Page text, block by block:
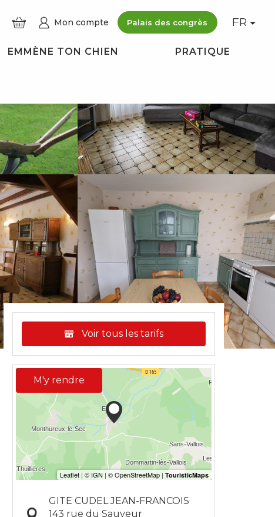
Mon compte Palais des congrès FR
EMMÈNE TON CHIEN PRATIQUE
Voir les photos (6)
Voir tous les tarifs
M'y rendre
GITE CUDEL JEAN-FRANCOIS
143 rue du Sauveur